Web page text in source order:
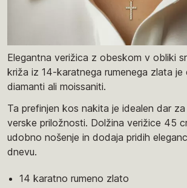
Elegantna verižica z obeskom v obliki
križa iz 14-karatnega rumenega zlata je
diamanti ali moissaniti.
Ta prefinjen kos nakita je idealen dar
verske priložnosti. Dolžina verižice 45
udobno nošenje in dodaja pridih
dnevu.
14 karatno rumeno zlato